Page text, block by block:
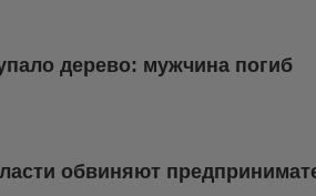
дерево: мужчина погиб
обвиняют